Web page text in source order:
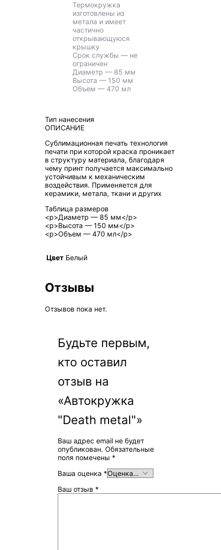
Термокружка
изготовлены из
метала и имеет
частично
открывающуюся
крышку
Срок службы — не
ограничен
Диаметр — 85 мм
Высота — 150 мм
Объем — 470 мл
Тип нанесения
ОПИСАНИЕ
Сублимационная печать технология
печати при которой краска проникает
в структуру материала, благодаря
чему принт получается максимально
устойчивым к механическим
воздействия. Применяется для
керамики, метала, ткани и других
Таблица размеров
<p>Диаметр — 85 мм</p>
<p>Высота — 150 мм</p>
<p>Объем — 470 мл</p>
Цвет Белый
Отзывы
Отзывов пока нет.
Будьте первым,
кто оставил
отзыв на
«Автокружка
"Death metal"»
Ваш адрес email не будет
опубликован. Обязательные
поля помечены *
Ваша оценка *
Ваш отзыв *